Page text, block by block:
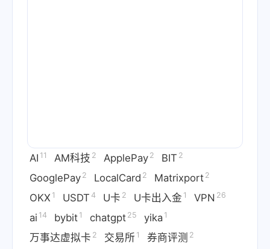
AI 11 AM科技 2 ApplePay 2 BIT 2
GooglePay 2 LocalCard 2 Matrixport 2
OKX 1 USDT 4 U卡 2 U卡出入金 1 VPN 26
ai 14 bybit 1 chatgpt 25 yika 1
万事达虚拟卡 2 交易所 1 券商评测 2